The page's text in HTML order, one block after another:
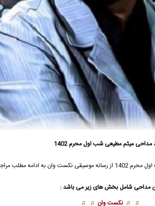
مداحی میثم مطیعی شب اول محرم 1402
نکست وان به ادامه مطلب مراجعه نمائید …
مداحی شامل بخش های زیر می باشد :
♫ ♫ نکست وان ♫ ♫